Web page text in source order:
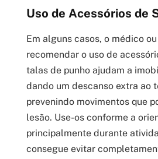
Uso de Acessórios de
Em alguns casos, o médico
recomendar o uso de
talas de punho ajudam a
dando um descanso extra ao
prevenindo movimentos que
lesão. Use-os conforme a
principalmente durante
consegue evitar